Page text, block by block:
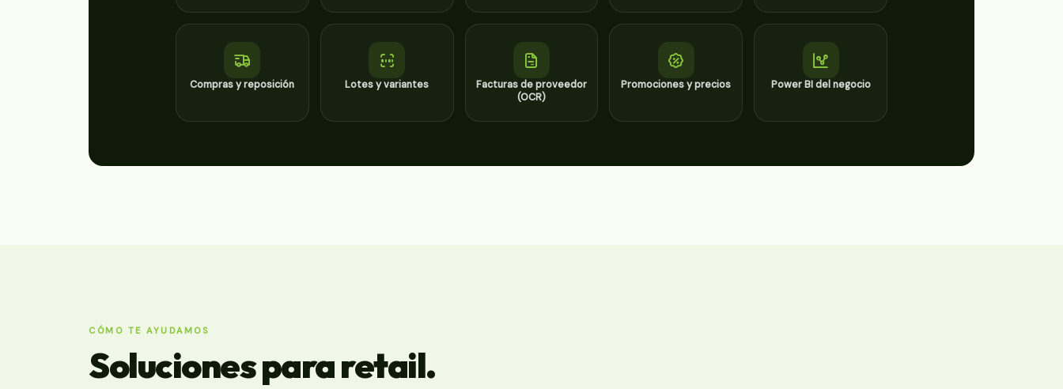
Compras y reposición Lotes y variantes
Facturas de proveedor
(OCR)
Promociones y precios Power BI del negocio
CÓMO TE AYUDAMOS
Soluciones para retail.